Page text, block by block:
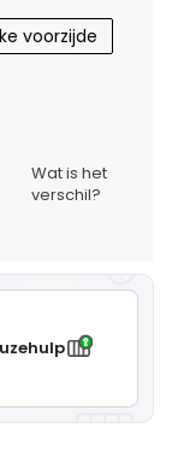
voorzijde
Wat is het
verschil?